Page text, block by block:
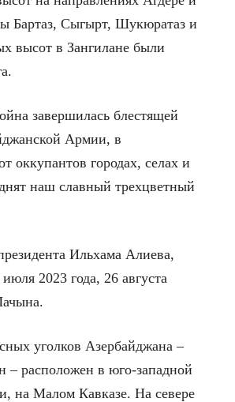
Бартаз, Сыгырт, Шукюратаз и
высот в Зангилане были
завершилась блестящей
Армии, в
оккупантов городах, селах и
наш славный трехцветный
Ильхама Алиева,
2023 года, 26 августа
уголков Азербайджана –
– расположен в юго-западной
на Малом Кавказе. На севере